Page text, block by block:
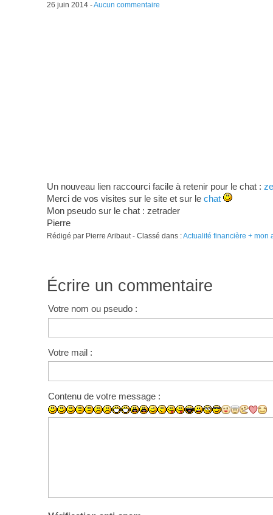
26 juin 2014-Aucun commentaire
Un nouveau lien raccourci facile à retenir pour le chat :
Merci de vos visites sur le site et sur le chat
Mon pseudo sur le chat : zetrader
Pierre
Rédigé par Pierre Aribaut - Classé dans :Actualité financière + mon
Écrire un commentaire
Votre nom ou pseudo :
Votre mail :
Contenu de votre message :